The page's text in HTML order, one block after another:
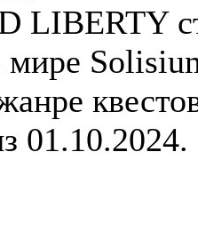
LIBERTY
01.10.2024.